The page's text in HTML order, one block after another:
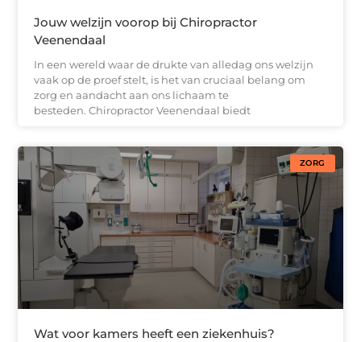
Jouw welzijn voorop bij Chiropractor
Veenendaal
In een wereld waar de drukte van alledag ons welzijn
vaak op de proef stelt, is het van cruciaal belang om
zorg en aandacht aan ons lichaam te
besteden. Chiropractor Veenendaal biedt
ZORG
Wat voor kamers heeft een ziekenhuis?